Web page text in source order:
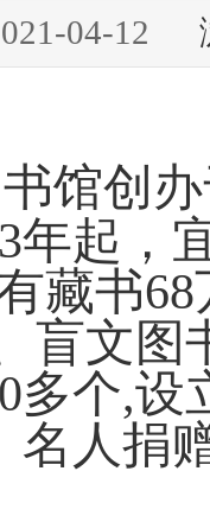
04-12
馆创
年起，
藏书
盲文图
多个,
名人捐